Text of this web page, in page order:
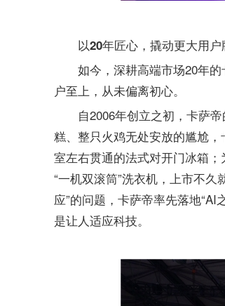
以20年匠心，撬动更大用户
如今，深耕高端市场20年
户至上，从未偏离初心。
自2006年创立之初，卡萨
糕、整只火鸡无处安放的尴尬
室左右贯通的法式对开门冰箱
“一机双滚筒”洗衣机，上市不
应”的问题，卡萨帝率先落地
是让人适应科技。